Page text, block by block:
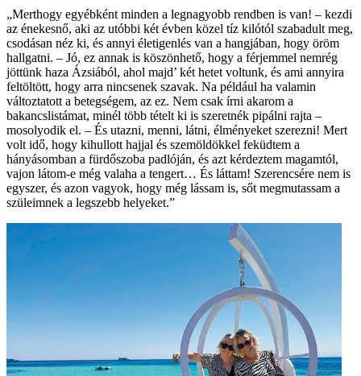
„Merthogy egyébként minden a legnagyobb rendben is van! – kezdi
az énekesnő, aki az utóbbi két évben közel tíz kilótól szabadult meg,
csodásan néz ki, és annyi életigenlés van a hangjában, hogy öröm
hallgatni. – Jó, ez annak is köszönhető, hogy a férjemmel nemrég
jöttünk haza Ázsiából, ahol majd’ két hetet voltunk, és ami annyira
feltöltött, hogy arra nincsenek szavak. Na például ha valamin
változtatott a betegségem, az ez. Nem csak írni akarom a
bakancslistámat, minél több tételt ki is szeretnék pipálni rajta –
mosolyodik el. – És utazni, menni, látni, élményeket szerezni! Mert
volt idő, hogy kihullott hajjal és szemöldökkel feküdtem a
hányásomban a fürdőszoba padlóján, és azt kérdeztem magamtól,
vajon látom-e még valaha a tengert… És láttam! Szerencsére nem is
egyszer, és azon vagyok, hogy még lássam is, sőt megmutassam a
szüleimnek a legszebb helyeket.”